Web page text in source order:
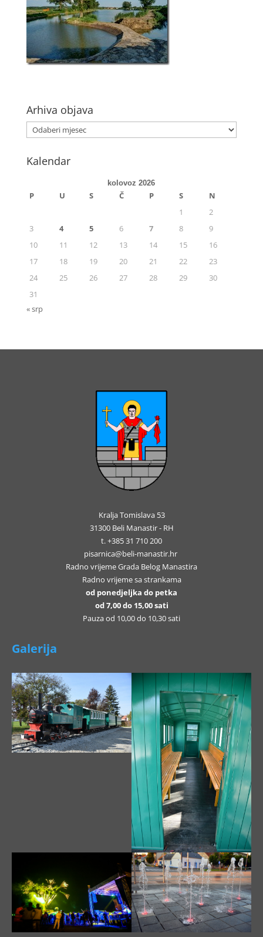
Arhiva objava
Kalendar
kolovoz 2026
P U S Č P S
N
1
2
3
4 5 6 7 8
9
10
11 12 13 14 15
16
17
18 19 20 21 22
23
24
25 26 27 28 29
30
31
« srp
Kralja Tomislava 53
31300 Beli Manastir - RH
t. +385 31 710 200
pisarnica@beli-manastir.hr
Radno vrijeme Grada Belog Manastira
Radno vrijeme sa strankama
od ponedjeljka do petka
od 7,00 do 15,00 sati
Pauza od 10,00 do 10,30 sati
Galerija